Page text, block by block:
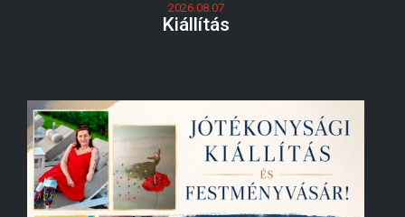
2026.08.07
Kiállítás